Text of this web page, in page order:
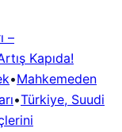
–
Kapıda!
•Mahkemeden
•Türkiye, Suudi